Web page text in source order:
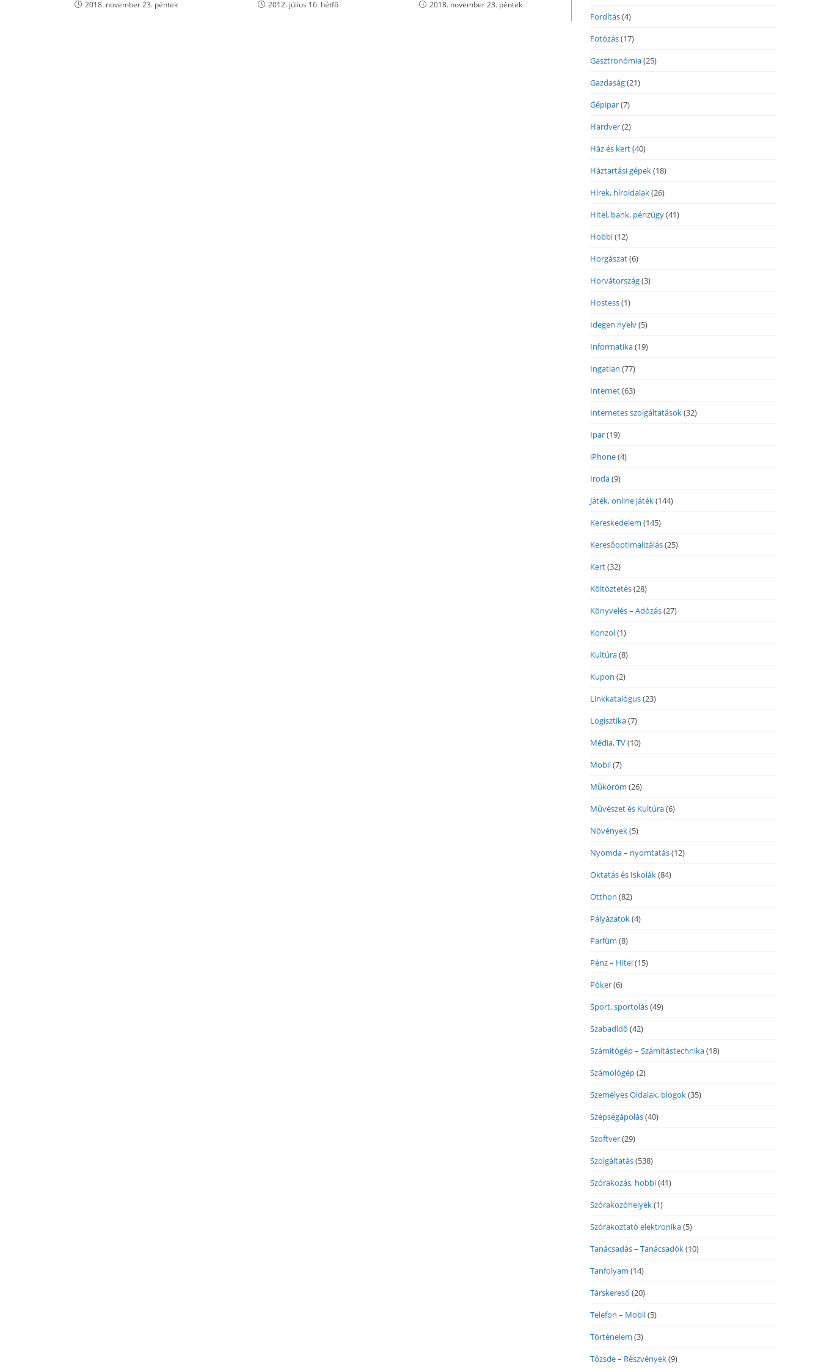
2018. november 23. péntek 2012. július 16. hétfő 2018. november 23. péntek
Fordítás(4)
Fotózás(17)
Gasztronómia(25)
Gazdaság(21)
Gépipar(7)
Hardver(2)
Ház és kert(40)
Háztartási gépek(18)
Hírek, híroldalak(26)
Hitel, bank, pénzügy(41)
Hobbi(12)
Horgászat(6)
Horvátország(3)
Hostess(1)
Idegen nyelv(5)
Informatika(19)
Ingatlan (77)
Internet(63)
Internetes szolgáltatások(32)
Ipar(19)
iPhone(4)
Iroda(9)
Játék, online játék(144)
Kereskedelem (145)
Keresőoptimalizálás(25)
Kert(32)
Költöztetés(28)
Könyvelés – Adózás(27)
Konzol(1)
Kultúra(8)
Kupon (2)
Linkkatalógus(23)
Logisztika(7)
Média, TV(10)
Mobil(7)
Műköröm (26)
Művészet és Kultúra(6)
Növények(5)
Nyomda – nyomtatás(12)
Oktatás és Iskolák(84)
Otthon (82)
Pályázatok(4)
Parfüm (8)
Pénz – Hitel(15)
Póker(6)
Sport, sportolás(49)
Szabadidő (42)
Számítógép – Számítástechnika(18)
Számológép(2)
Személyes Oldalak, blogok(35)
Szépségápolás(40)
Szoftver(29)
Szolgáltatás(538)
Szórakozás, hobbi(41)
Szórakozóhelyek(1)
Szórakoztató elektronika(5)
Tanácsadás – Tanácsadók(10)
Tanfolyam (14)
Társkereső (20)
Telefon – Mobil(5)
Történelem (3)
Tőzsde – Részvények(9)